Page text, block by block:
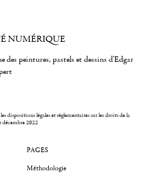
NUMÉRIQUE
des peintures, pastels et dessins d'Edgar
dispositions légales et réglementaires sur les droits de la
décembre 2022
PAGES
Méthodologie